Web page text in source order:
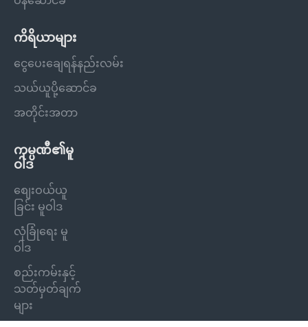
ကိရိယာများ
ငွေပေးချေရန်နည်းလမ်း
သယ်ယူပို့ဆောင်ခ
အတိုင်းအတာ
ကုမ္ပဏီ၏မူ
ဝါဒ
စျေးဝယ်ယူ
ခြင်း မူဝါဒ
လုံခြုံရေး မူ
ဝါဒ
စည်းကမ်းနှင့်
သတ်မှတ်ချက်
များ